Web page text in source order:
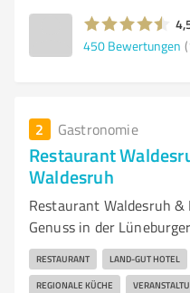
450 Bewertungen
2 Gastronomie
Restaurant
Waldesruh
Restaurant Waldesruh
Genuss in der
RESTAURANT LAND-GUT HOTEL
REGIONALE KÜCHE